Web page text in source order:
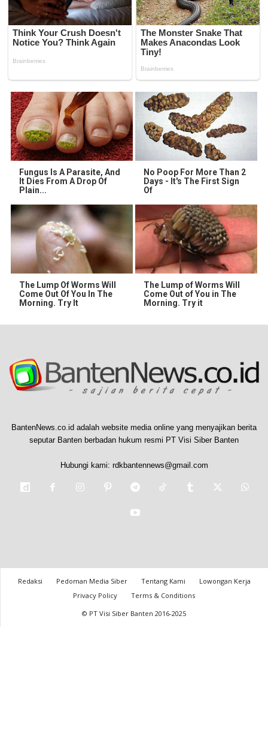
Fungus Is A Parasite, And
It Dies From A Drop Of
Plain...
No Poop For More Than 2
Days - It's The First Sign
Of
The Lump Of Worms Will
Come Out Of You In The
Morning. Try It
The Lump of Worms Will
Come Out of You in The
Morning. Try it
BantenNews.co.id adalah website media online yang menyajikan berita
seputar Banten berbadan hukum resmi PT Visi Siber Banten
Hubungi kami: rdkbantennews@gmail.com
Redaksi Pedoman Media Siber Tentang Kami
Lowongan Kerja
Privacy Policy
Terms & Conditions
© PT Visi Siber Banten 2016-2025